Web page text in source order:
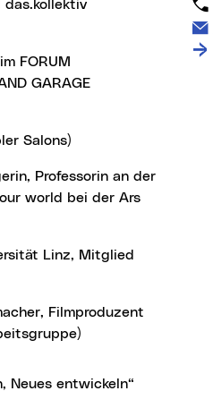
das.kollektiv
FORUM
GARAGE
Salons)
Professorin an der
world bei der Ars
Linz, Mitglied
Filmproduzent
Neues entwickeln“